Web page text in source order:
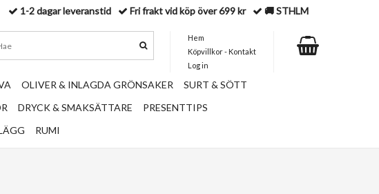
1-2 dagar leveranstid Fri frakt vid köp över 699 kr 🚚 STHLM
Hem
Köpvillkor - Kontakt
Log in
OLIVER & INLAGDA GRÖNSAKER
SURT & SÖTT
DRYCK & SMAKSÄTTARE
PRESENTTIPS
RUMI